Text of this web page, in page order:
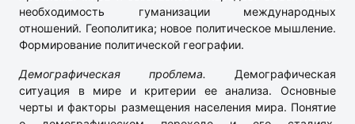
необходимость гуманизации международных
отношений. Геополитика; новое политическое мышление.
Формирование политической географии.
Демографическая проблема.
Демографическая
ситуация в мире и критерии ее анализа. Основные
черты и факторы размещения населения мира. Понятие